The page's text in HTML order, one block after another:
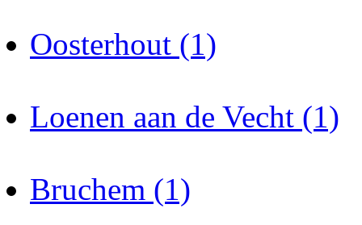
Oosterhout (1)
Loenen aan de Vecht (1)
Bruchem (1)